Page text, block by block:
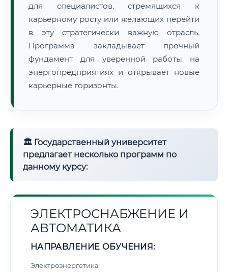
для специалистов, стремящихся к
карьерному росту или желающих перейти
в эту стратегически важную отрасль.
Программа закладывает прочный
фундамент для уверенной работы на
энергопредприятиях и открывает новые
карьерные горизонты.
🏛 Государственный университет
предлагает несколько программ по
данному курсу:
ЭЛЕКТРОСНАБЖЕНИЕ И
АВТОМАТИКА
НАПРАВЛЕНИЕ ОБУЧЕНИЯ:
Электроэнергетика